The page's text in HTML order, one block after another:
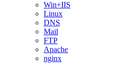
Win+IIS
Linux
DNS
Mail
FTP
Apache
nginx